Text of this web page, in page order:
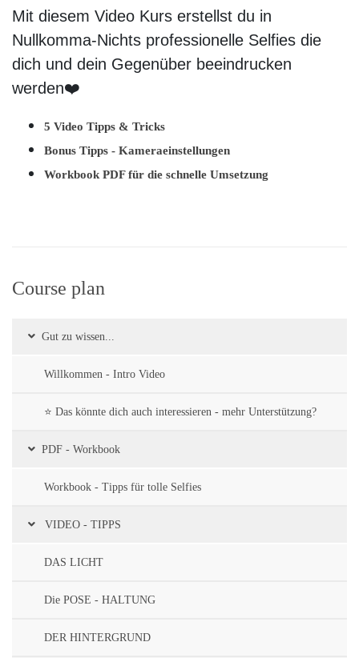
Mit diesem Video Kurs erstellst du in
Nullkomma-Nichts professionelle Selfies die
dich und dein Gegenüber beeindrucken
werden❤️
5 Video Tipps & Tricks
Bonus Tipps - Kameraeinstellungen
Workbook PDF für die schnelle Umsetzung
Course plan
Gut zu wissen...
Willkommen - Intro Video
⭐ Das könnte dich auch interessieren - mehr Unterstützung?
PDF - Workbook
Workbook - Tipps für tolle Selfies
VIDEO - TIPPS
DAS LICHT
Die POSE - HALTUNG
DER HINTERGRUND